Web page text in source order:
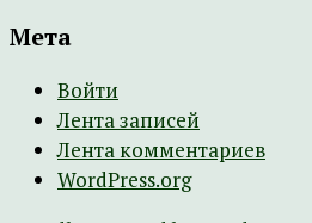
Мета
Войти
Лента записей
Лента комментариев
WordPress.org